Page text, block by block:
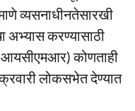
व्यसनाधीनतेसारखी
अभ्यास करण्यासाठी
(आयसीएमआर) कोणताही
लोकसभेत देण्यात